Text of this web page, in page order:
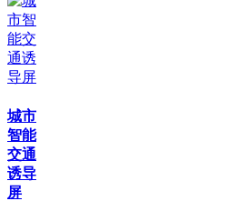
城市
智能
交通
诱导
屏